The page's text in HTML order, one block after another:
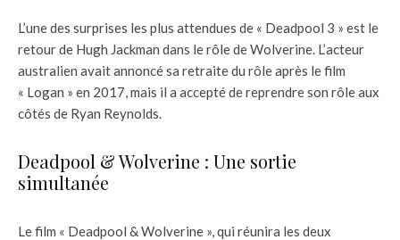
L’une des surprises les plus attendues de « Deadpool 3 » est le
retour de Hugh Jackman dans le rôle de Wolverine. L’acteur
australien avait annoncé sa retraite du rôle après le film
« Logan » en 2017, mais il a accepté de reprendre son rôle aux
côtés de Ryan Reynolds.
Deadpool & Wolverine : Une sortie
simultanée
Le film « Deadpool & Wolverine », qui réunira les deux